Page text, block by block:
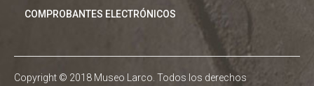
COMPROBANTES ELECTRÓNICOS
Copyright © 2018 Museo Larco. Todos los derechos